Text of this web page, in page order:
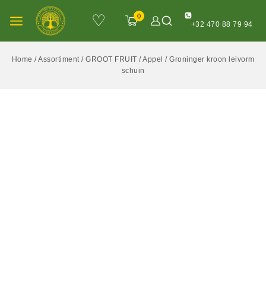
♡ 0
+32 470 88 79 94
Home /Assortiment / GROOT FRUIT /Appel / Groninger kroon leivorm
schuin